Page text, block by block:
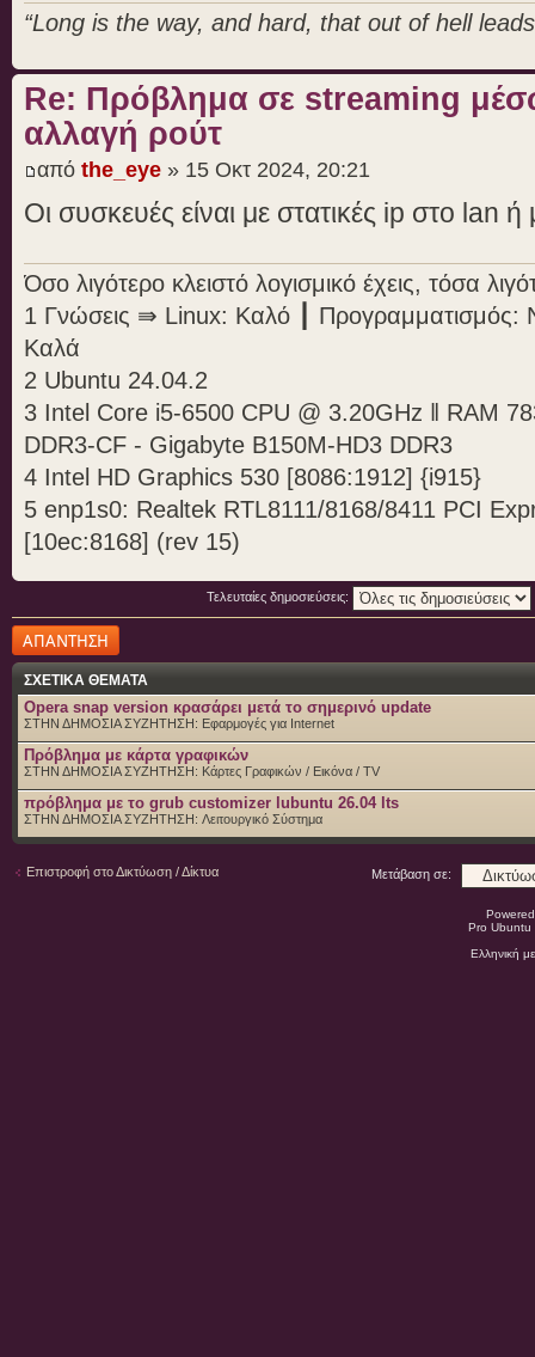
“Long is the way, and hard, that out of hell
Re: Πρόβλημα σε streaming
αλλαγή ρούτ
από the_eye » 15 Οκτ 2024, 20:21
Οι συσκευές είναι με στατικές ip στο lan
Όσο λιγότερο κλειστό λογισμικό έχεις, τόσα
1 Γνώσεις ⇛ Linux: Καλό ┃ Προγραμματισμός:
Καλά
2 Ubuntu 24.04.2
3 Intel Core i5-6500 CPU @ 3.20GHz ‖ RAM
DDR3-CF - Gigabyte B150M-HD3 DDR3
4 Intel HD Graphics 530 [8086:1912] {i915}
5 enp1s0: Realtek RTL8111/8168/8411 PCI
[10ec:8168] (rev 15)
Τελευταίες δημοσιεύσεις:
Δημιουργία
απάντησης
ΣΧΕΤΙΚΑ ΘΕΜΑΤΑ
Opera snap version κρασάρει μετά το σημερινό update
ΣΤΗΝ ΔΗΜΟΣΙΑ ΣΥΖΗΤΗΣΗ: Εφαρμογές για Internet
Πρόβλημα με κάρτα γραφικών
ΣΤΗΝ ΔΗΜΟΣΙΑ ΣΥΖΗΤΗΣΗ: Κάρτες Γραφικών / Εικόνα / TV
πρόβλημα με το grub customizer lubuntu 26.04 lts
ΣΤΗΝ ΔΗΜΟΣΙΑ ΣΥΖΗΤΗΣΗ: Λειτουργικό Σύστημα
Επιστροφή στο Δικτύωση / Δίκτυα Μετάβαση σε:
Pro
Ελληνική